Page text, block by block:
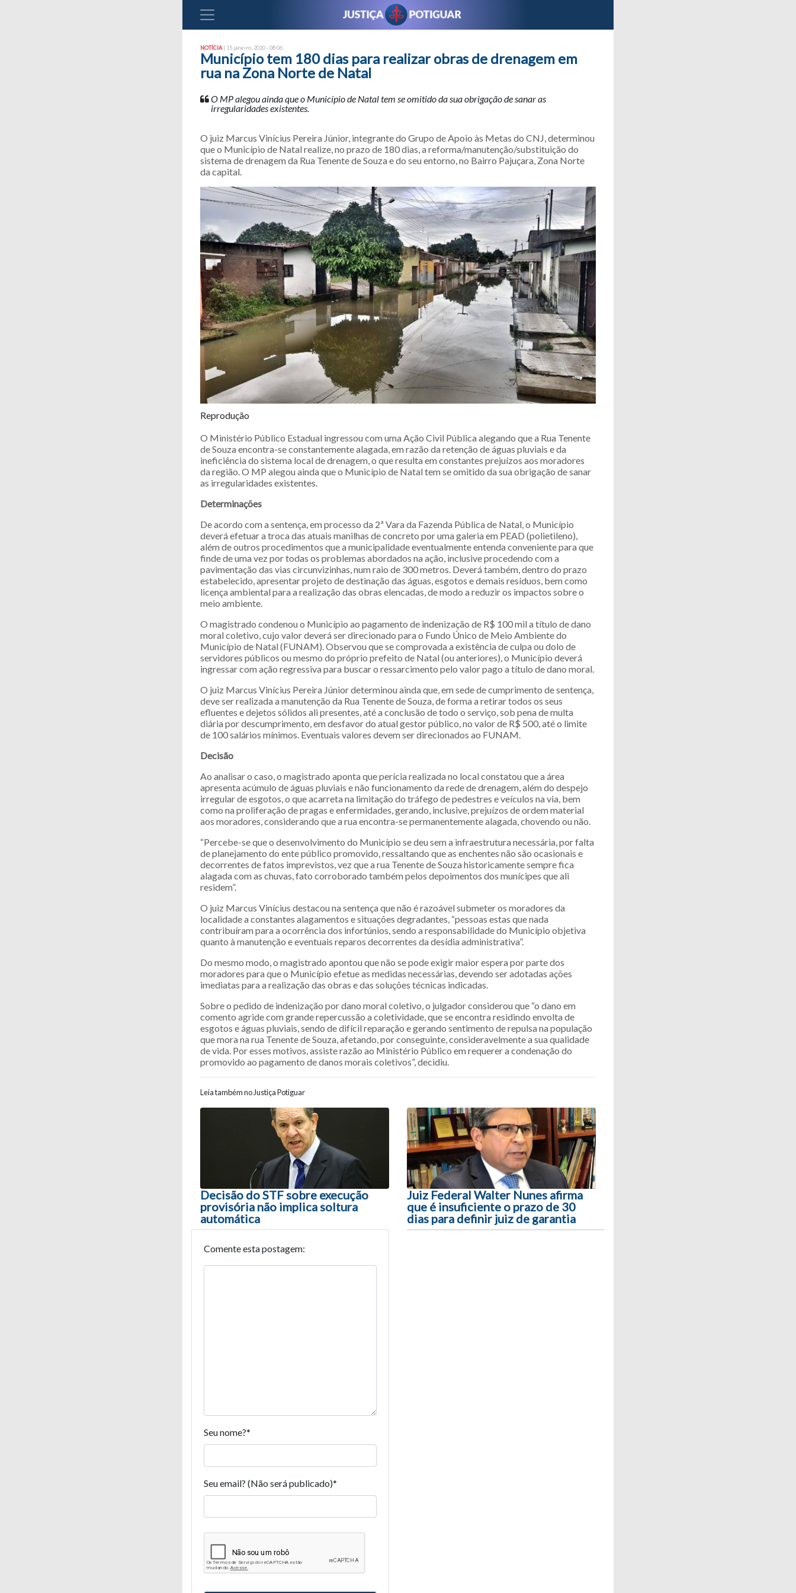
NOTÍCIA | 15 janeiro, 2020 - 08:06
Município tem 180 dias para realizar obras de drenagem em
rua na Zona Norte de Natal
O MP alegou ainda que o Município de Natal tem se omitido da sua obrigação de sanar as
irregularidades existentes.
O juiz Marcus Vinícius Pereira Júnior, integrante do Grupo de Apoio às Metas do CNJ, determinou
que o Município de Natal realize, no prazo de 180 dias, a reforma/manutenção/substituição do
sistema de drenagem da Rua Tenente de Souza e do seu entorno, no Bairro Pajuçara, Zona Norte
da capital.
Reprodução
O Ministério Público Estadual ingressou com uma Ação Civil Pública alegando que a Rua Tenente
de Souza encontra-se constantemente alagada, em razão da retenção de águas pluviais e da
ineficiência do sistema local de drenagem, o que resulta em constantes prejuízos aos moradores
da região. O MP alegou ainda que o Município de Natal tem se omitido da sua obrigação de sanar
as irregularidades existentes.
Determinações
De acordo com a sentença, em processo da 2ª Vara da Fazenda Pública de Natal, o Município
deverá efetuar a troca das atuais manilhas de concreto por uma galeria em PEAD (polietileno),
além de outros procedimentos que a municipalidade eventualmente entenda conveniente para que
finde de uma vez por todas os problemas abordados na ação, inclusive procedendo com a
pavimentação das vias circunvizinhas, num raio de 300 metros. Deverá também, dentro do prazo
estabelecido, apresentar projeto de destinação das águas, esgotos e demais resíduos, bem como
licença ambiental para a realização das obras elencadas, de modo a reduzir os impactos sobre o
meio ambiente.
O magistrado condenou o Município ao pagamento de indenização de R$ 100 mil a título de dano
moral coletivo, cujo valor deverá ser direcionado para o Fundo Único de Meio Ambiente do
Município de Natal (FUNAM). Observou que se comprovada a existência de culpa ou dolo de
servidores públicos ou mesmo do próprio prefeito de Natal (ou anteriores), o Município deverá
ingressar com ação regressiva para buscar o ressarcimento pelo valor pago a título de dano moral.
O juiz Marcus Vinícius Pereira Júnior determinou ainda que, em sede de cumprimento de sentença,
deve ser realizada a manutenção da Rua Tenente de Souza, de forma a retirar todos os seus
efluentes e dejetos sólidos ali presentes, até a conclusão de todo o serviço, sob pena de multa
diária por descumprimento, em desfavor do atual gestor público, no valor de R$ 500, até o limite
de 100 salários mínimos. Eventuais valores devem ser direcionados ao FUNAM.
Decisão
Ao analisar o caso, o magistrado aponta que perícia realizada no local constatou que a área
apresenta acúmulo de águas pluviais e não funcionamento da rede de drenagem, além do despejo
irregular de esgotos, o que acarreta na limitação do tráfego de pedestres e veículos na via, bem
como na proliferação de pragas e enfermidades, gerando, inclusive, prejuízos de ordem material
aos moradores, considerando que a rua encontra-se permanentemente alagada, chovendo ou não.
“Percebe-se que o desenvolvimento do Município se deu sem a infraestrutura necessária, por falta
de planejamento do ente público promovido, ressaltando que as enchentes não são ocasionais e
decorrentes de fatos imprevistos, vez que a rua Tenente de Souza historicamente sempre fica
alagada com as chuvas, fato corroborado também pelos depoimentos dos munícipes que ali
residem”.
O juiz Marcus Vinícius destacou na sentença que não é razoável submeter os moradores da
localidade a constantes alagamentos e situações degradantes, “pessoas estas que nada
contribuíram para a ocorrência dos infortúnios, sendo a responsabilidade do Município objetiva
quanto à manutenção e eventuais reparos decorrentes da desídia administrativa”.
Do mesmo modo, o magistrado apontou que não se pode exigir maior espera por parte dos
moradores para que o Município efetue as medidas necessárias, devendo ser adotadas ações
imediatas para a realização das obras e das soluções técnicas indicadas.
Sobre o pedido de indenização por dano moral coletivo, o julgador considerou que “o dano em
comento agride com grande repercussão a coletividade, que se encontra residindo envolta de
esgotos e águas pluviais, sendo de difícil reparação e gerando sentimento de repulsa na população
que mora na rua Tenente de Souza, afetando, por conseguinte, consideravelmente a sua qualidade
de vida. Por esses motivos, assiste razão ao Ministério Público em requerer a condenação do
promovido ao pagamento de danos morais coletivos”, decidiu.
Leia também no Justiça Potiguar
Navegação entre posts
Decisão do STF sobre execução
provisória não implica soltura
automática
Juiz Federal Walter Nunes afirma
que é insuficiente o prazo de 30
dias para definir juiz de garantia
Comente esta postagem:
Seu nome?*
Seu email? (Não será publicado)*